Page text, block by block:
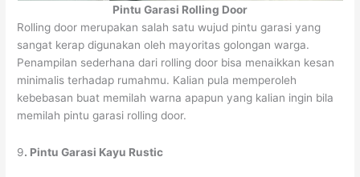
Pintu Garasi Rolling Door
Rolling door merupakan salah satu wujud pintu garasi yang
sangat kerap digunakan oleh mayoritas golongan warga.
Penampilan sederhana dari rolling door bisa menaikkan kesan
minimalis terhadap rumahmu. Kalian pula memperoleh
kebebasan buat memilah warna apapun yang kalian ingin bila
memilah pintu garasi rolling door.
9. Pintu Garasi Kayu Rustic